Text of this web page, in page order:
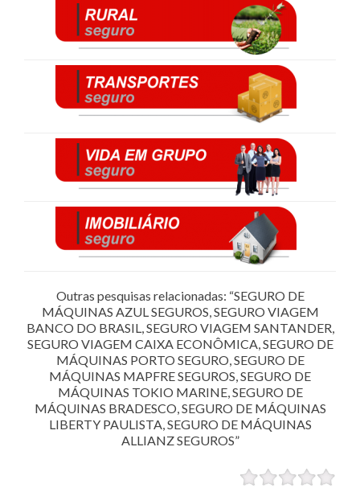
Outras pesquisas relacionadas: “SEGURO DE
MÁQUINAS AZUL SEGUROS, SEGURO VIAGEM
BANCO DO BRASIL, SEGURO VIAGEM SANTANDER,
SEGURO VIAGEM CAIXA ECONÔMICA, SEGURO DE
MÁQUINAS PORTO SEGURO, SEGURO DE
MÁQUINAS MAPFRE SEGUROS, SEGURO DE
MÁQUINAS TOKIO MARINE, SEGURO DE
MÁQUINAS BRADESCO, SEGURO DE MÁQUINAS
LIBERTY PAULISTA, SEGURO DE MÁQUINAS
ALLIANZ SEGUROS”